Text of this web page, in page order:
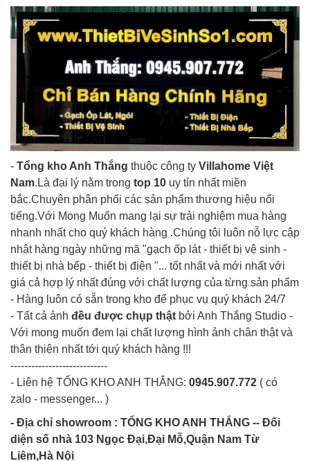
- Tổng kho Anh Thắng thuộc công ty Villahome Việt
Nam.Là đại lý nằm trong top 10 uy tín nhất miền
bắc.Chuyên phân phối các sản phẩm thương hiệu nổi
tiếng.Với Mong Muốn mang lại sự trải nghiệm mua hàng
nhanh nhất cho quý khách hàng .Chúng tôi luôn nỗ lực cập
nhật hàng ngày những mã "gạch ốp lát - thiết bị vệ sinh -
thiết bị nhà bếp - thiết bị điện "... tốt nhất và mới nhất với
giá cả hợp lý nhất đúng với chất lượng của từng sản phẩm
- Hàng luôn có sẵn trong kho để phục vụ quý khách 24/7
- Tất cả ảnh đều được chụp thật bởi Anh Thắng Studio -
Với mong muốn đem lại chất lượng hình ảnh chân thật và
thân thiện nhất tới quý khách hàng !!!
----------------------------
- Liên hệ TỔNG KHO ANH THẮNG: 0945.907.772 ( có
zalo - messenger... )
- Địa chỉ showroom : TỔNG KHO ANH THẮNG -- Đối
diện số nhà 103 Ngọc Đại,Đại Mỗ,Quận Nam Từ
Liêm,Hà Nội